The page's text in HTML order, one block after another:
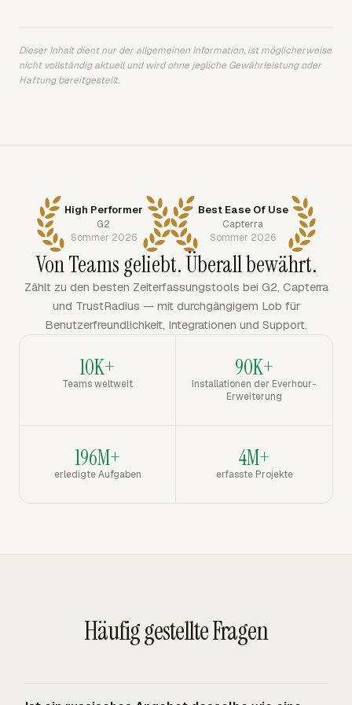
Dieser Inhalt dient nur der allgemeinen Information, ist möglicherweise
nicht vollständig aktuell und wird ohne jegliche Gewährleistung oder
Haftung bereitgestellt.
High Performer
G2
Sommer 2026
Best Ease Of Use
Capterra
Sommer 2026
Von Teams geliebt. Überall bewährt.
Zählt zu den besten Zeiterfassungstools bei G2, Capterra
und TrustRadius — mit durchgängigem Lob für
Benutzerfreundlichkeit, Integrationen und Support.
10K+
Teams weltweit
90K+
Installationen der Everhour-
Erweiterung
196M+
erledigte Aufgaben
4M+
erfasste Projekte
Häufig gestellte Fragen